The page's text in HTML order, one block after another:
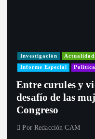
Investigación Actualidad
Informe Especial Política
Entre curules y
desafío de las
Congreso
Por Redacción CAM